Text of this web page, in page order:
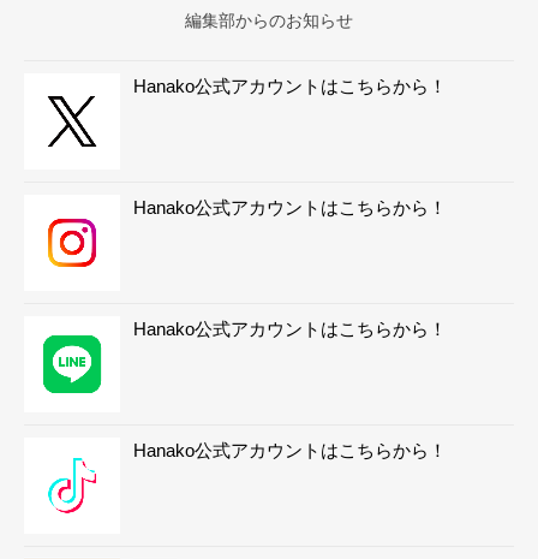
編集部からのお知らせ
Hanako公式アカウントはこちらから！
Hanako公式アカウントはこちらから！
Hanako公式アカウントはこちらから！
Hanako公式アカウントはこちらから！